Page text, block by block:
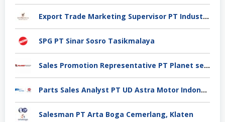
Export Trade Marketing Supervisor PT Industri Jamu Dan Farmasi Sido Muncul Tbk, Jakarta
SPG PT Sinar Sosro Tasikmalaya
Sales Promotion Representative PT Planet selancar Mandiri, Pontianak
Parts Sales Analyst PT UD Astra Motor Indonesia, Jakarta Utara
Salesman PT Arta Boga Cemerlang, Klaten